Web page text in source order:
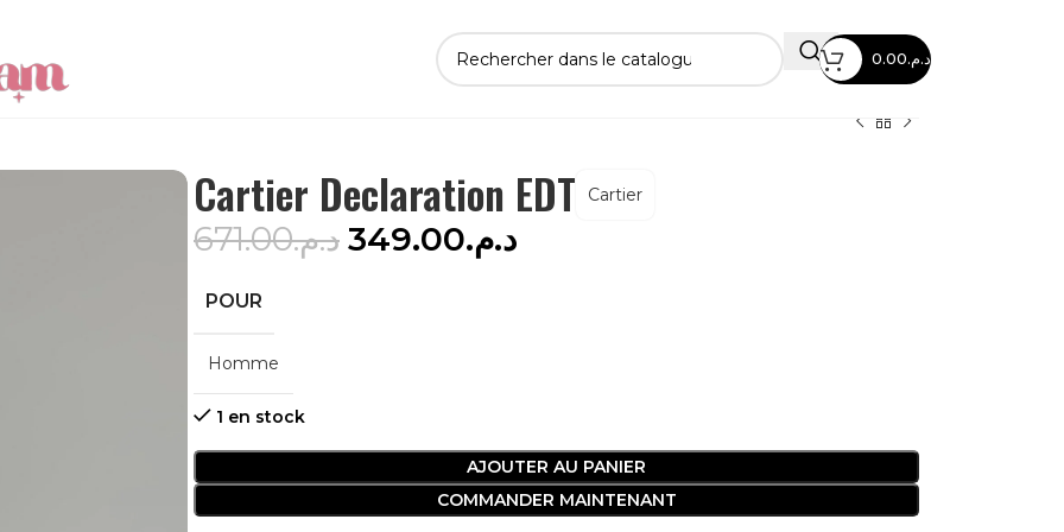
د.م.0.00
Cartier Declaration EDT Cartier
د.م.671.00 د.م.349.00
POUR
Homme
1 en stock
AJOUTER AU PANIER
COMMANDER MAINTENANT